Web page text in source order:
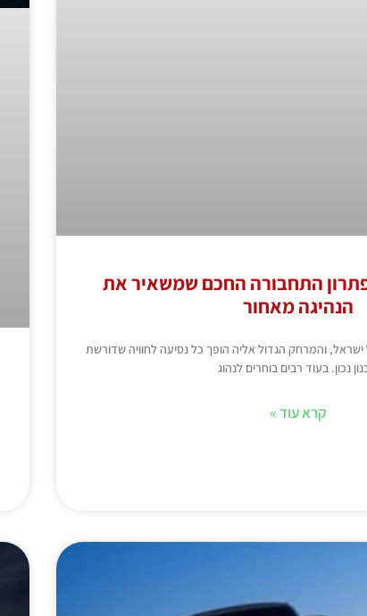
התחבורה החכם שמשאיר את
הנהיגה מאחור
והמרחק הגדול אליה הופך כל נסיעה לחוויה שדורשת
נכון. בעוד רבים בוחרים לנהוג
קרא עוד »